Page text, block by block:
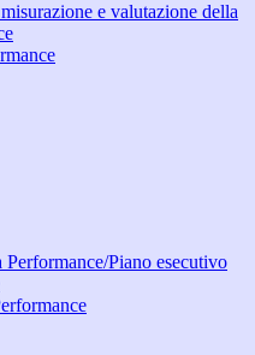
e valutazione della
Performance/Piano esecutivo